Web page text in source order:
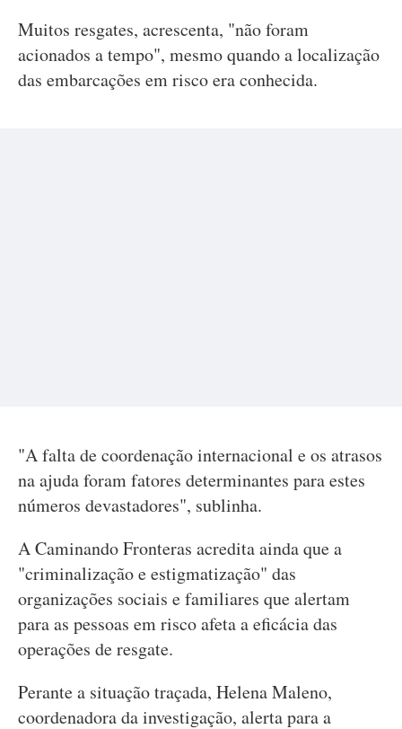
Muitos resgates, acrescenta, "não foram
acionados a tempo", mesmo quando a localização
das embarcações em risco era conhecida.
"A falta de coordenação internacional e os atrasos
na ajuda foram fatores determinantes para estes
números devastadores", sublinha.
A Caminando Fronteras acredita ainda que a
"criminalização e estigmatização" das
organizações sociais e familiares que alertam
para as pessoas em risco afeta a eficácia das
operações de resgate.
Perante a situação traçada, Helena Maleno,
coordenadora da investigação, alerta para a